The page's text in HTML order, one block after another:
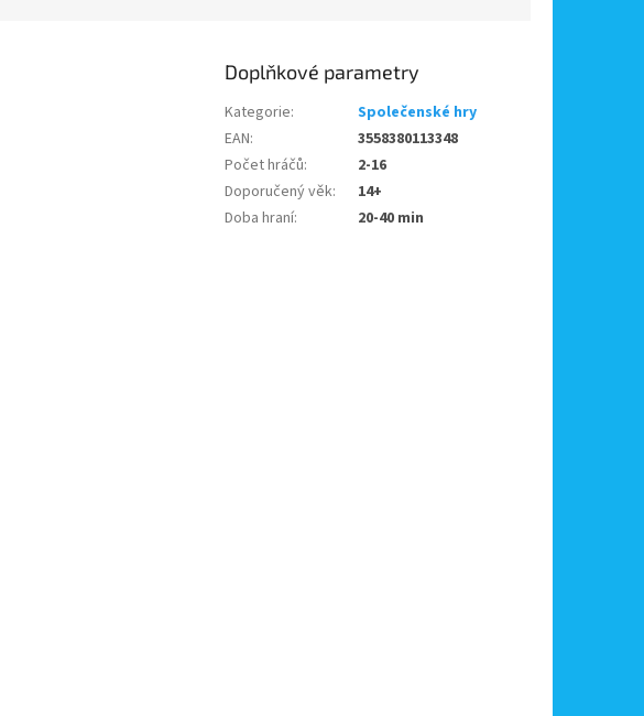
Doplňkové parametry
Kategorie:
Společenské hry
EAN:
3558380113348
Počet hráčů:
2-16
Doporučený věk:
14+
Doba hraní: 20-40 min